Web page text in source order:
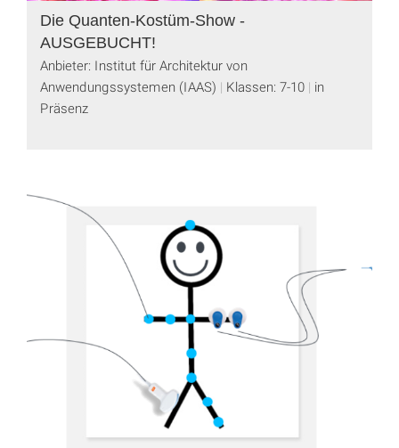
Die Quanten-Kostüm-Show -
AUSGEBUCHT!
Anbieter: Institut für Architektur von
Anwendungssystemen (IAAS)
Klassen: 7-10 in
Präsenz